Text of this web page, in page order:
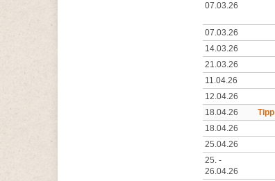
07.03.26
07.03.26
14.03.26
21.03.26
11.04.26
12.04.26
18.04.26
Tipp
18.04.26
25.04.26
25. -
26.04.26